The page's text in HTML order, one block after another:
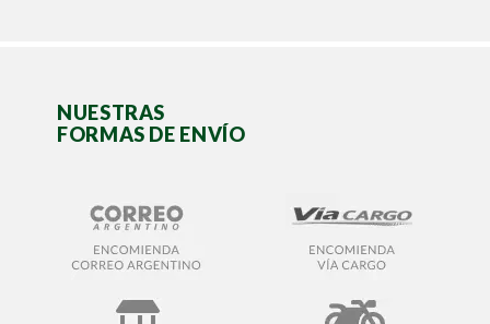
NUESTRAS
FORMAS DE ENVÍO